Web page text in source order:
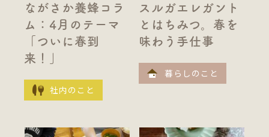
ながさか養蜂コラ
ム：4月のテーマ
「ついに春到
来！」
社内のこと
スルガエレガント
とはちみつ。春を
味わう手仕事
暮らしのこと